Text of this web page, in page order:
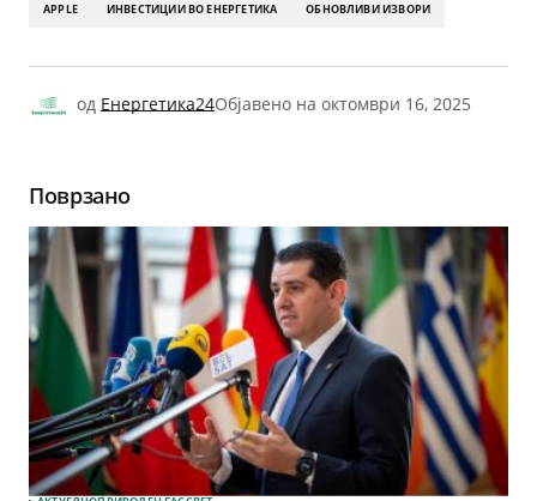
APPLE ИНВЕСТИЦИИ ВО ЕНЕРГЕТИКА ОБНОВЛИВИ ИЗВОРИ
од Енергетика24Објавено на октомври 16, 2025
Поврзано